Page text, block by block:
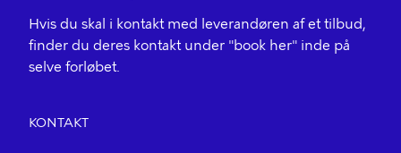
Hvis du skal i kontakt med leverandøren af et tilbud,
finder du deres kontakt under "book her" inde på
selve forløbet.
KONTAKT